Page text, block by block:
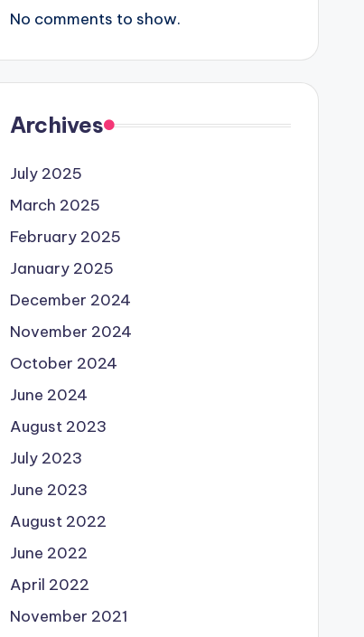
No comments to show.
Archives
July 2025
March 2025
February 2025
January 2025
December 2024
November 2024
October 2024
June 2024
August 2023
July 2023
June 2023
August 2022
June 2022
April 2022
November 2021